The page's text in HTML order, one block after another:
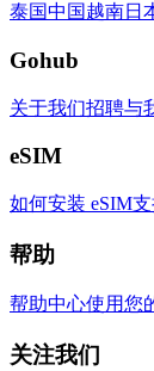
泰国中国越南日
Gohub
关于我们招聘与
eSIM
如何安装 eSIM
帮助
帮助中心使用您
关注我们